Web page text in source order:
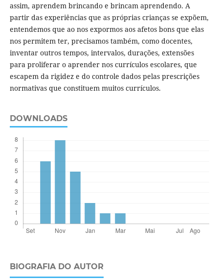
assim, aprendem brincando e brincam aprendendo. A
partir das experiências que as próprias crianças se expõem,
entendemos que ao nos expormos aos afetos bons que elas
nos permitem ter, precisamos também, como docentes,
inventar outros tempos, intervalos, durações, extensões
para proliferar o aprender nos currículos escolares, que
escapem da rigidez e do controle dados pelas prescrições
normativas que constituem muitos currículos.
DOWNLOADS
BIOGRAFIA DO AUTOR